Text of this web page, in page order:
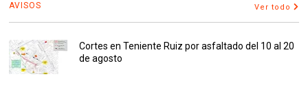
AVISOS Ver todo
Cortes en Teniente Ruiz por asfaltado del 10 al 20
de agosto